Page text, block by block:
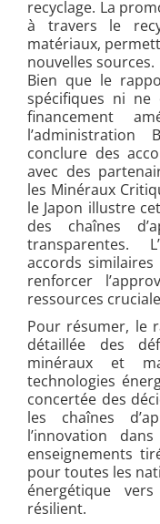
recyclage. La
à travers le
matériaux,
nouvelles sources.
Bien que le
spécifiques ni ne
financement
l’administration
conclure des
avec des
les Minéraux
le Japon illustre
des chaînes
transparentes.
accords
renforcer
ressources
Pour résumer, le
détaillée des
minéraux et
technologies
concertée des
les chaînes
l’innovation
enseignements
pour toutes les
énergétique
résilient.